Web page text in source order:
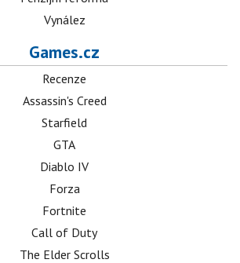
Vynález
Games.cz
Recenze
Assassin's Creed
Starfield
GTA
Diablo IV
Forza
Fortnite
Call of Duty
The Elder Scrolls